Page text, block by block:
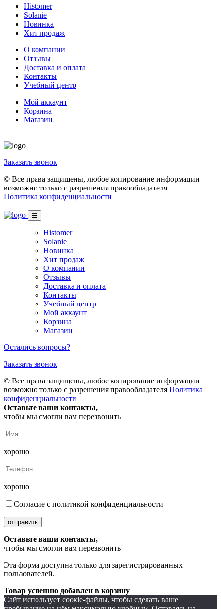
Histomer
Solanie
Новинка
Хит продаж
О компании
Отзывы
Доставка и оплата
Контакты
Учебный центр
Мой аккаунт
Корзина
Магазин
Заказать звонок
© Все права защищены, любое копирование информации
возможно только с разрешения правообладателя
Политика конфиденциальности
Histomer
Solanie
Новинка
Хит продаж
О компании
Отзывы
Доставка и оплата
Контакты
Учебный центр
Мой аккаунт
Корзина
Магазин
Остались вопросы?
Заказать звонок
© Все права защищены, любое копирование информации
возможно только с разрешения правообладателя Политика
конфиденциальности
Оставьте ваши контакты,
чтобы мы смогли вам перезвонить
хорошо
хорошо
Согласие с политикой конфиденциальности
отправить
Оставьте ваши контакты,
чтобы мы смогли вам перезвонить
Эта форма доступна только для зарегистрированных
пользователей.
Товар успешно добавлен в корзину
Сайт использует соокіе-файлы, чтобы сделать ваше